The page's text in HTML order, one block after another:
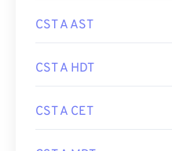
CST A AST
CST A HDT
CST A CET